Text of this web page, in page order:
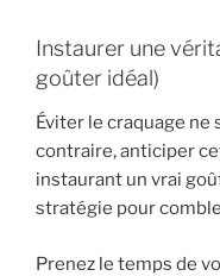
Instaurer une
goûter idéal)
Éviter le craquage ne
contraire, anticiper
instaurant un vrai
stratégie pour
Prenez le temps de